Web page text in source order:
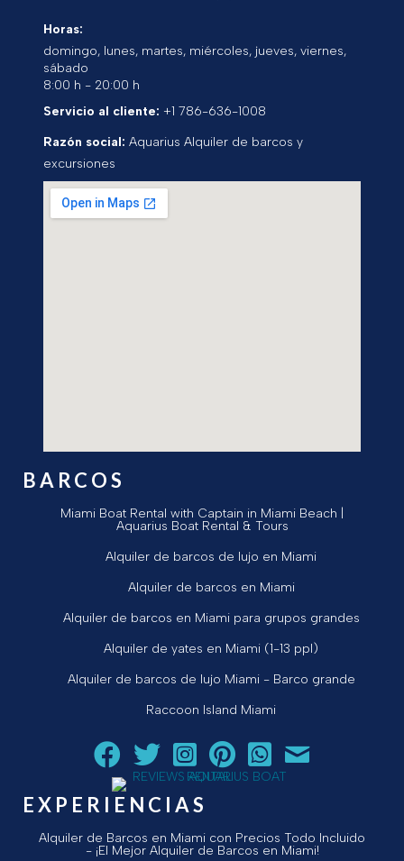
Horas:
domingo, lunes, martes, miércoles, jueves, viernes,
sábado
8:00 h - 20:00 h
Servicio al cliente: +1 786-636-1008
Razón social: Aquarius Alquiler de barcos y
excursiones
BARCOS
Miami Boat Rental with Captain in Miami Beach |
Aquarius Boat Rental & Tours
Alquiler de barcos de lujo en Miami
Alquiler de barcos en Miami
Alquiler de barcos en Miami para grupos grandes
Alquiler de yates en Miami (1-13 ppl)
Alquiler de barcos de lujo Miami - Barco grande
Raccoon Island Miami
Siga a Aquarius Boat Rental and Tours en Facebook.
Siga a Aquarius Boat Rental and Tours en
¡Siga Aquarius Boat Rental and Tours
¡Siga Aquarius Boat Rental and
Chatear con Aquarius
¡Envíe un correo
EXPERIENCIAS
Alquiler de Barcos en Miami con Precios Todo Incluido
- ¡El Mejor Alquiler de Barcos en Miami!